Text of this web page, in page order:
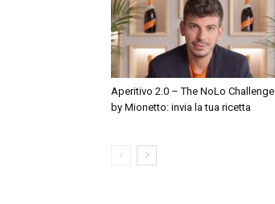
Aperitivo 2.0 – The NoLo Challenge
by Mionetto: invia la tua ricetta